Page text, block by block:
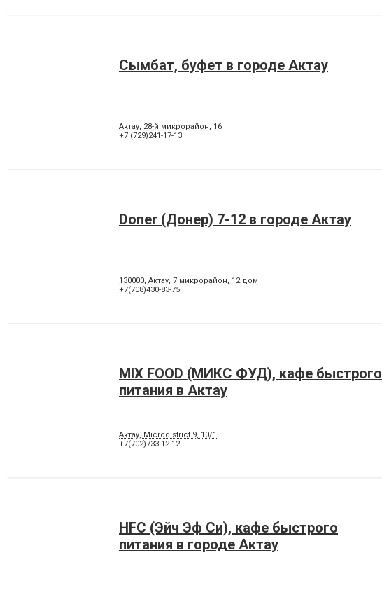
Сымбат, буфет в городе Актау
Актау, 28-й микрорайон, 16
+7 (729)241-17-13
Doner (Донер) 7-12 в городе Актау
130000, Актау, 7 микрорайон, 12 дом
+7(708)430-83-75
MIX FOOD (МИКС ФУД), кафе быстрого
питания в Актау
Актау, Microdistrict 9, 10/1
+7(702)733-12-12
HFC (Эйч Эф Си), кафе быстрого
питания в городе Актау